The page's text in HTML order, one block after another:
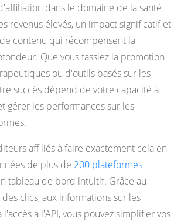
dans le domaine de la santé
revenus élevés, un impact significatif et
contenu qui récompensent la
Que vous fassiez la promotion
ou d'outils basés sur les
succès dépend de votre capacité à
gérer les performances sur les
affiliés à faire exactement cela en
de plus de 200 plateformes
tableau de bord intuitif. Grâce au
clics, aux informations sur les
à l'API, vous pouvez simplifier vos